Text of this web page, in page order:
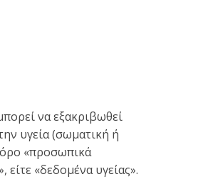
να εξακριβωθεί
υγεία (σωματική ή
«προσωπικά
«δεδομένα υγείας».